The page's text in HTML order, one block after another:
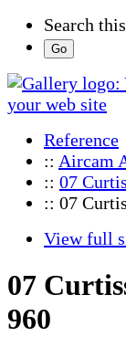
Search
Reference
:: Aircam
:: 07
:: 07
View full
07
960